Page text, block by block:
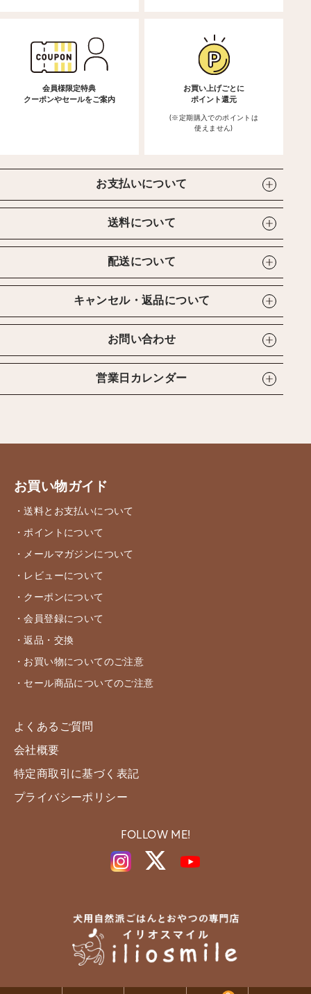
会員様限定特典
クーポンやセールをご案内
お買い上げごとに
ポイント還元
(※定期購入でのポイントは
使えません)
お支払いについて
送料について
配送について
キャンセル・返品について
お問い合わせ
営業日カレンダー
お買い物ガイド
・送料とお支払いについて
・ポイントについて
・メールマガジンについて
・レビューについて
・クーポンについて
・会員登録について
・返品・交換
・お買い物についてのご注意
・セール商品についてのご注意
よくあるご質問
会社概要
特定商取引に基づく表記
プライバシーポリシー
FOLLOW ME!